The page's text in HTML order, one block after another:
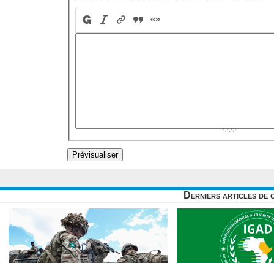
Derniers articles de